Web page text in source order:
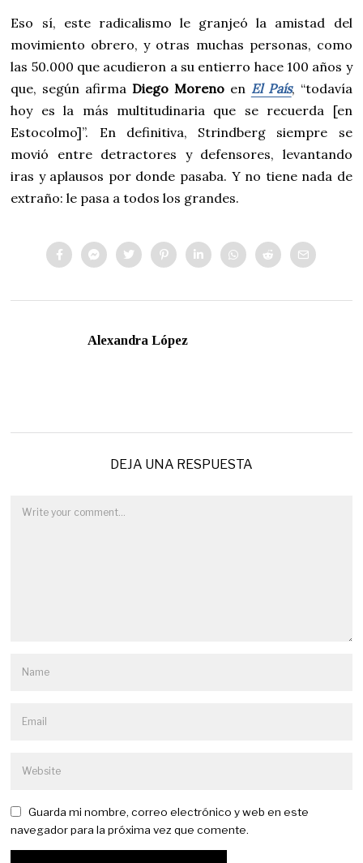
Eso sí, este radicalismo le granjeó la amistad del
movimiento obrero, y otras muchas personas, como
las 50.000 que acudieron a su entierro hace 100 años y
que, según afirma Diego Moreno en El País, “todavía
hoy es la más multitudinaria que se recuerda [en
Estocolmo]”. En definitiva, Strindberg siempre se
movió entre detractores y defensores, levantando
iras y aplausos por donde pasaba. Y no tiene nada de
extraño: le pasa a todos los grandes.
Alexandra López
DEJA UNA RESPUESTA
Guarda mi nombre, correo electrónico y web en este
navegador para la próxima vez que comente.